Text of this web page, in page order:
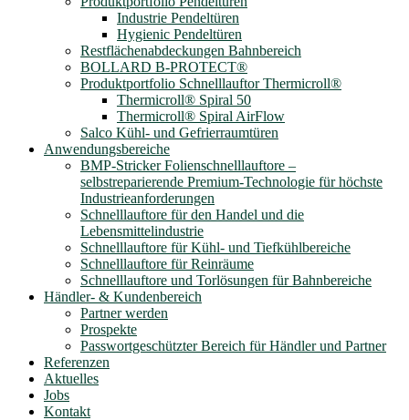
Industrie Pendeltüren
Hygienic Pendeltüren
Restflächenabdeckungen Bahnbereich
BOLLARD B-PROTECT®
Produktportfolio Schnelllauftor Thermicroll®
Thermicroll® Spiral 50
Thermicroll® Spiral AirFlow
Salco Kühl- und Gefrierraumtüren
Anwendungsbereiche
BMP-Stricker Folienschnelllauftore –
selbstreparierende Premium-Technologie für höchste
Industrieanforderungen
Schnelllauftore für den Handel und die
Lebensmittelindustrie
Schnelllauftore für Kühl- und Tiefkühlbereiche
Schnelllauftore für Reinräume
Schnelllauftore und Torlösungen für Bahnbereiche
Händler- & Kundenbereich
Partner werden
Prospekte
Passwortgeschützter Bereich für Händler und Partner
Referenzen
Aktuelles
Jobs
Kontakt